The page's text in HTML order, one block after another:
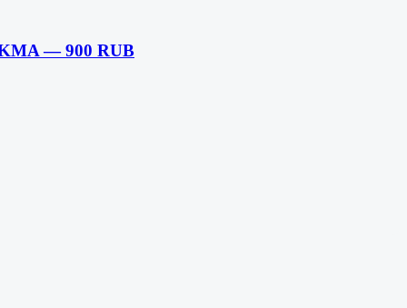
— 900 RUB